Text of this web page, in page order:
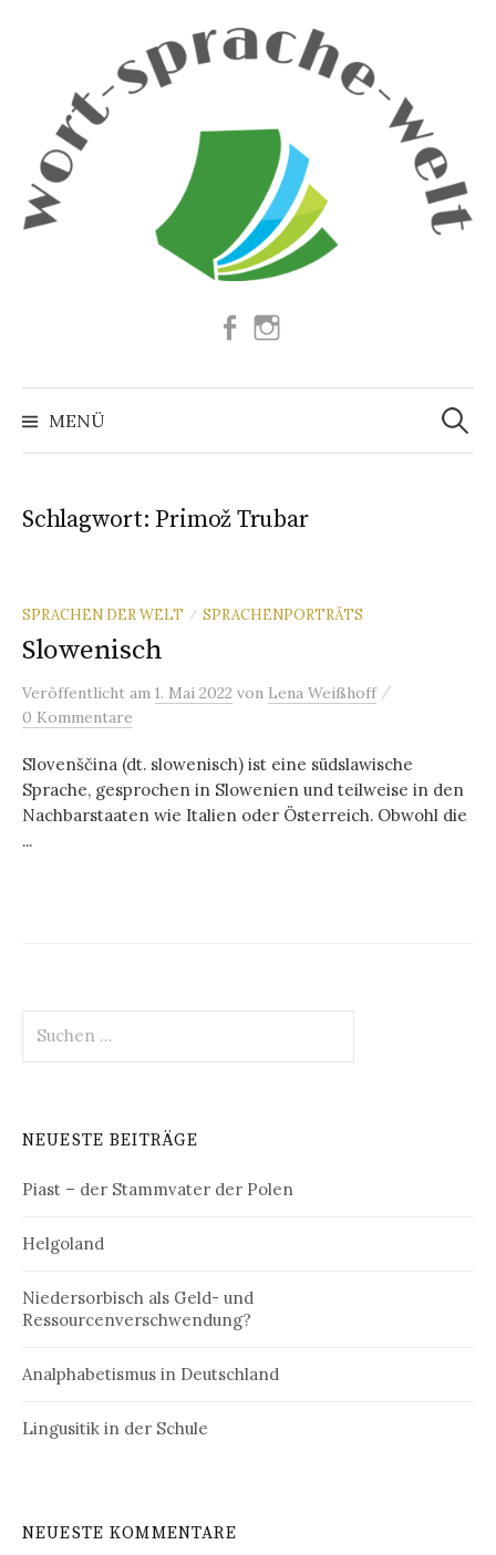
Facebook
MENÜ
Suchen
nach:
Schlagwort: Primož Trubar
SPRACHEN DER WELT / SPRACHENPORTRÄTS
Slowenisch
Veröffentlicht am 1. Mai 2022 von Lena Weißhoff /
0 Kommentare
Slovenščina (dt. slowenisch) ist eine südslawische
Sprache, gesprochen in Slowenien und teilweise in den
Nachbarstaaten wie Italien oder Österreich. Obwohl die
...
nach:
NEUESTE BEITRÄGE
Piast – der Stammvater der Polen
Helgoland
Niedersorbisch als Geld- und
Ressourcenverschwendung?
Analphabetismus in Deutschland
Lingusitik in der Schule
NEUESTE KOMMENTARE